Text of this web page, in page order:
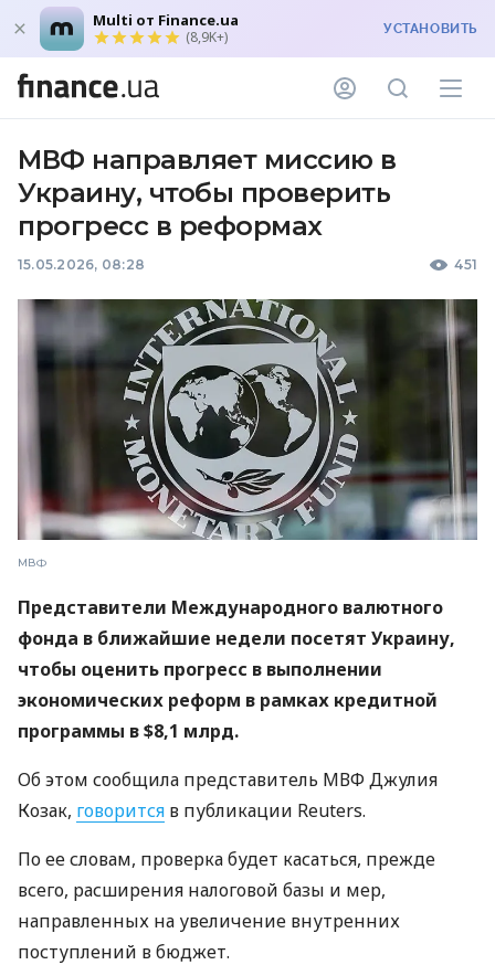
Multi от Finance.ua
(8,9K+) УСТАНОВИТЬ
МВФ направляет миссию в
Украину, чтобы проверить
прогресс в реформах
15.05.2026, 08:28 451
МВФ
Представители Международного валютного
фонда в ближайшие недели посетят Украину,
чтобы оценить прогресс в выполнении
экономических реформ в рамках кредитной
программы в $8,1 млрд.
Об этом сообщила представитель МВФ Джулия
Козак, говорится в публикации Reuters.
По ее словам, проверка будет касаться, прежде
всего, расширения налоговой базы и мер,
направленных на увеличение внутренних
поступлений в бюджет.